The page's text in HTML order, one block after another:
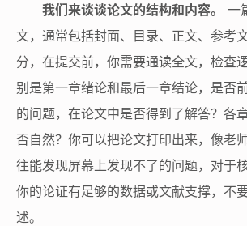
我们来谈谈论文的结构和内容。
一
文，通常包括封面、目录、正文、参考
分，在提交前，你需要通读全文，检查
别是第一章绪论和最后一章结论，是否
的问题，在论文中是否得到了解答？各
否自然？你可以把论文打印出来，像老
往能发现屏幕上发现不了的问题，对于
你的论证有足够的数据或文献支撑，不
述。